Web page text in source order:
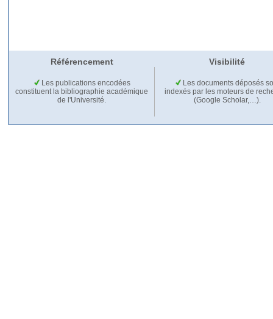
Référencement Visibilité
Les publications encodées
constituent la bibliographie académique
de l'Université.
Les documents déposés
indexés par les moteurs de
(Google Scholar,…).